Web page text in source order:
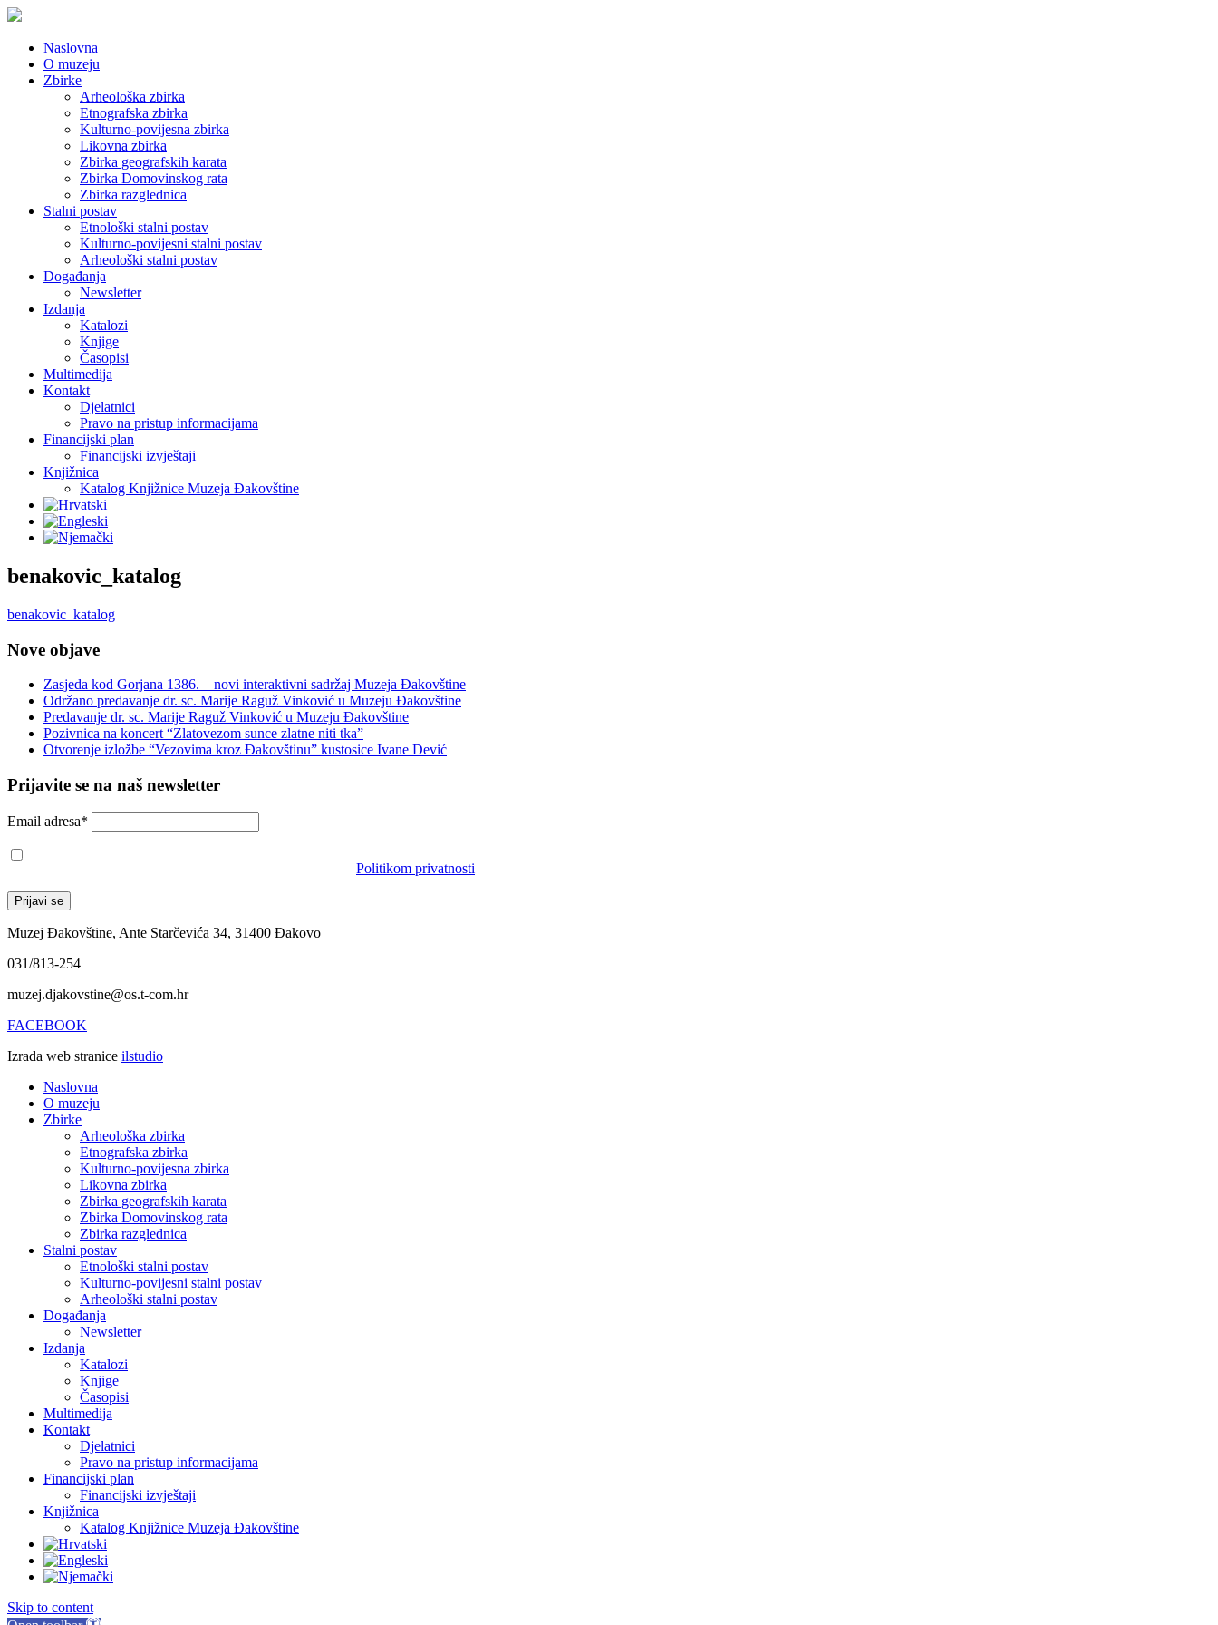
Naslovna
O muzeju
Zbirke
Arheološka zbirka
Etnografska zbirka
Kulturno-povijesna zbirka
Likovna zbirka
Zbirka geografskih karata
Zbirka Domovinskog rata
Zbirka razglednica
Stalni postav
Etnološki stalni postav
Kulturno-povijesni stalni postav
Arheološki stalni postav
Događanja
Newsletter
Izdanja
Katalozi
Knjige
Časopisi
Multimedija
Kontakt
Djelatnici
Pravo na pristup informacijama
Financijski plan
Financijski izvještaji
Knjižnica
Katalog Knjižnice Muzeja Đakovštine
benakovic_katalog
benakovic_katalog
Nove objave
Zasjeda kod Gorjana 1386. – novi interaktivni sadržaj Muzeja Đakovštine
Održano predavanje dr. sc. Marije Raguž Vinković u Muzeju Đakovštine
Predavanje dr. sc. Marije Raguž Vinković u Muzeju Đakovštine
Pozivnica na koncert “Zlatovezom sunce zlatne niti tka”
Otvorenje izložbe “Vezovima kroz Đakovštinu” kustosice Ivane Dević
Prijavite se na naš newsletter
Email adresa*
Politikom privatnosti
Muzej Đakovštine, Ante Starčevića 34, 31400 Đakovo
031/813-254
muzej.djakovstine@os.t-com.hr
FACEBOOK
Izrada web stranice ilstudio
Naslovna
O muzeju
Zbirke
Arheološka zbirka
Etnografska zbirka
Kulturno-povijesna zbirka
Likovna zbirka
Zbirka geografskih karata
Zbirka Domovinskog rata
Zbirka razglednica
Stalni postav
Etnološki stalni postav
Kulturno-povijesni stalni postav
Arheološki stalni postav
Događanja
Newsletter
Izdanja
Katalozi
Knjige
Časopisi
Multimedija
Kontakt
Djelatnici
Pravo na pristup informacijama
Financijski plan
Financijski izvještaji
Knjižnica
Katalog Knjižnice Muzeja Đakovštine
Skip to content